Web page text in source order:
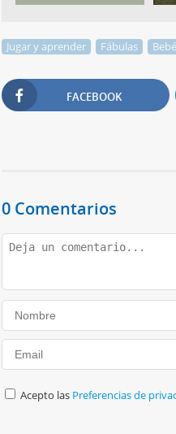
Jugar y aprender Fábulas
FACEBOOK
0 Comentarios
Acepto las Preferencias de